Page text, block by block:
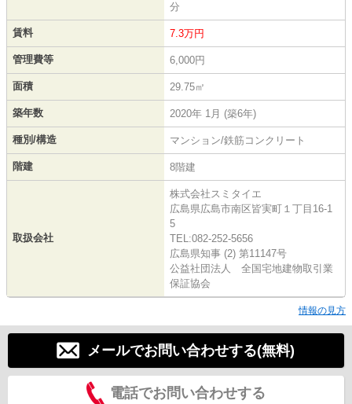
分
賃料 7.3万円
管理費等 6,000円
面積 29.75㎡
築年数 2020年 1月 (築6年)
種別/構造 マンション/鉄筋コンクリート
階建 8階建
取扱会社
株式会社スミタイエ
広島県広島市南区皆実町１丁目16-1
5
TEL:082-252-5656
広島県知事 (2) 第11147号
公益社団法人 全国宅地建物取引業
保証協会
情報の見方
メールでお問い合わせする(無料)
電話でお問い合わせする